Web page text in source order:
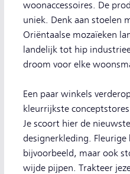
woonaccessoires. De
uniek. Denk aan stoelen
Oriëntaalse mozaïeken
landelijk tot hip
droom voor elke
Een paar winkels
kleurrijkste
Je scoort hier de
designerkleding.
bijvoorbeeld, maar ook
wijde pijpen. Trakteer